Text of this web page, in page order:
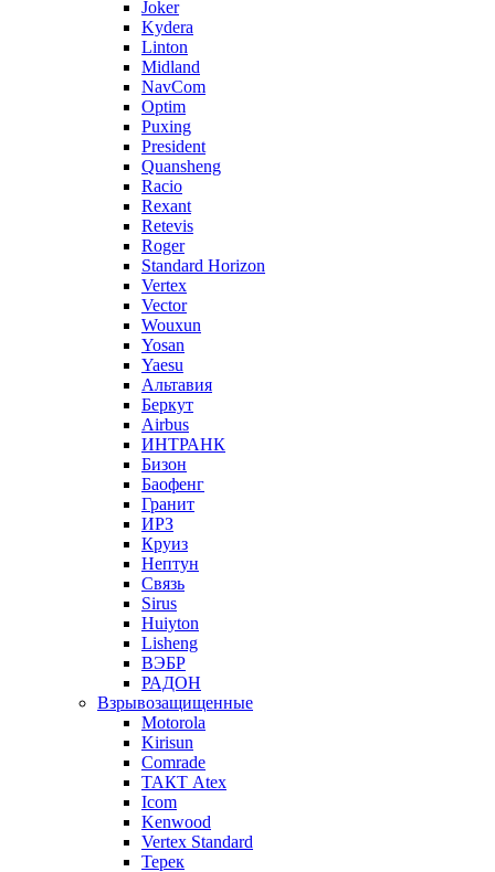
Joker
Kydera
Linton
Midland
NavCom
Optim
Puxing
President
Quansheng
Racio
Rexant
Retevis
Roger
Standard Horizon
Vertex
Vector
Wouxun
Yosan
Yaesu
Альтавия
Беркут
Airbus
ИНТРАНК
Бизон
Баофенг
Гранит
ИРЗ
Круиз
Нептун
Связь
Sirus
Huiyton
Lisheng
ВЭБР
РАДОН
Взрывозащищенные
Motorola
Kirisun
Comrade
ТАКТ Atex
Icom
Kenwood
Vertex Standard
Терек